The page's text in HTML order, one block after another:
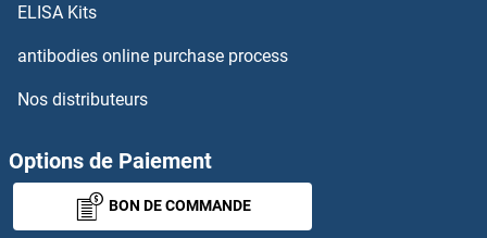
OR2G3 Anticorps
OR2G6 Anticorps
OR2H1 Anticorps
OR2H2 Anticorps
ELISA Kits
antibodies online purchase process
Nos distributeurs
Options de Paiement
BON DE COMMANDE